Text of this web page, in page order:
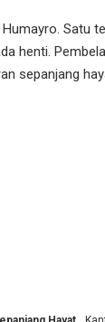
Satu
henti.
sepanjang